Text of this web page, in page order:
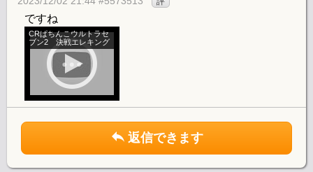
ですね
CRぱちんこウルトラセ
ブン2 決戦エレキング
返信できます